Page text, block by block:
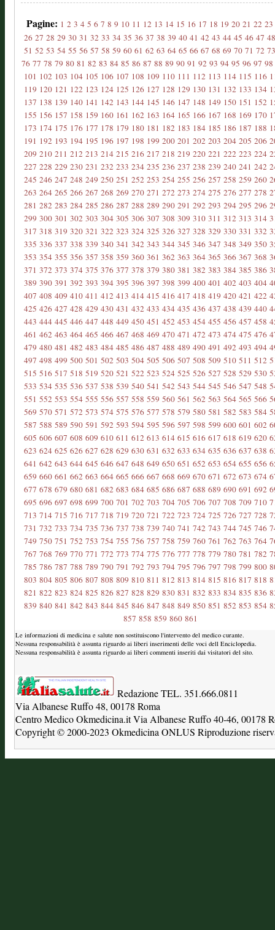
Pagine: 1 2 3 4 5 6 7 8 9 10 11 12 13 14 15 16 17 18 19 20 21 22 23
26 27 28 29 30 31 32 33 34 35 36 37 38 39 40 41 42 43 44 45 46 47 48
51 52 53 54 55 56 57 58 59 60 61 62 63 64 65 66 67 68 69 70 71 72 73
76 77 78 79 80 81 82 83 84 85 86 87 88 89 90 91 92 93 94 95 96 97 98
101 102 103 104 105 106 107 108 109 110 111 112 113 114 115 116
119 120 121 122 123 124 125 126 127 128 129 130 131 132 133 134
137 138 139 140 141 142 143 144 145 146 147 148 149 150 151 152
155 156 157 158 159 160 161 162 163 164 165 166 167 168 169 170
173 174 175 176 177 178 179 180 181 182 183 184 185 186 187 188
191 192 193 194 195 196 197 198 199 200 201 202 203 204 205 206
209 210 211 212 213 214 215 216 217 218 219 220 221 222 223 224
227 228 229 230 231 232 233 234 235 236 237 238 239 240 241 242
245 246 247 248 249 250 251 252 253 254 255 256 257 258 259 260
263 264 265 266 267 268 269 270 271 272 273 274 275 276 277 278
281 282 283 284 285 286 287 288 289 290 291 292 293 294 295 296
299 300 301 302 303 304 305 306 307 308 309 310 311 312 313 314
317 318 319 320 321 322 323 324 325 326 327 328 329 330 331 332
335 336 337 338 339 340 341 342 343 344 345 346 347 348 349 350
353 354 355 356 357 358 359 360 361 362 363 364 365 366 367 368
371 372 373 374 375 376 377 378 379 380 381 382 383 384 385 386
389 390 391 392 393 394 395 396 397 398 399 400 401 402 403 404
407 408 409 410 411 412 413 414 415 416 417 418 419 420 421 422
425 426 427 428 429 430 431 432 433 434 435 436 437 438 439 440
443 444 445 446 447 448 449 450 451 452 453 454 455 456 457 458
461 462 463 464 465 466 467 468 469 470 471 472 473 474 475 476
479 480 481 482 483 484 485 486 487 488 489 490 491 492 493 494
497 498 499 500 501 502 503 504 505 506 507 508 509 510 511 512
515 516 517 518 519 520 521 522 523 524 525 526 527 528 529 530
533 534 535 536 537 538 539 540 541 542 543 544 545 546 547 548
551 552 553 554 555 556 557 558 559 560 561 562 563 564 565 566
569 570 571 572 573 574 575 576 577 578 579 580 581 582 583 584
587 588 589 590 591 592 593 594 595 596 597 598 599 600 601 602
605 606 607 608 609 610 611 612 613 614 615 616 617 618 619 620
623 624 625 626 627 628 629 630 631 632 633 634 635 636 637 638
641 642 643 644 645 646 647 648 649 650 651 652 653 654 655 656
659 660 661 662 663 664 665 666 667 668 669 670 671 672 673 674
677 678 679 680 681 682 683 684 685 686 687 688 689 690 691 692
695 696 697 698 699 700 701 702 703 704 705 706 707 708 709 710
713 714 715 716 717 718 719 720 721 722 723 724 725 726 727 728
731 732 733 734 735 736 737 738 739 740 741 742 743 744 745 746
749 750 751 752 753 754 755 756 757 758 759 760 761 762 763 764
767 768 769 770 771 772 773 774 775 776 777 778 779 780 781 782
785 786 787 788 789 790 791 792 793 794 795 796 797 798 799 800
803 804 805 806 807 808 809 810 811 812 813 814 815 816 817 818
821 822 823 824 825 826 827 828 829 830 831 832 833 834 835 836
839 840 841 842 843 844 845 846 847 848 849 850 851 852 853 854
857 858 859 860 861
Le informazioni di medicina e salute non sostituiscono l'intervento del medico curante.
Nessuna responsabilità è assunta riguardo ai liberi inserimenti delle voci dell Enciclopedia.
Nessuna responsabilità è assunta riguardo ai liberi commenti inseriti dai visitatori del sito.
Redazione TEL. 351.666.0811
Via Albanese Ruffo 48, 00178 Roma
Centro Medico Okmedicina.it Via Albanese Ruffo 40-46, 00178
Copyright © 2000-2023 Okmedicina ONLUS Riproduzione